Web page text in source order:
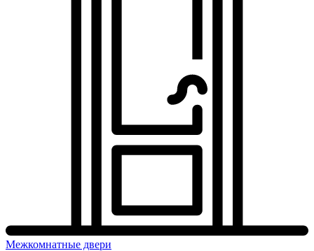
Межкомнатные двери